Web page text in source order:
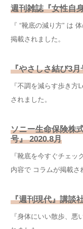
週刊雑誌『女性自
『 “靴底の減り方” は
掲載されました。
『やさしさ結び3
『不調を減らす歩き
されました。
ソニー生命保険株
号』 2020.8月
『靴底を今すぐチェ
内容で コラムが掲載さ
『週刊現代』講談
『身体にいい散歩、悪